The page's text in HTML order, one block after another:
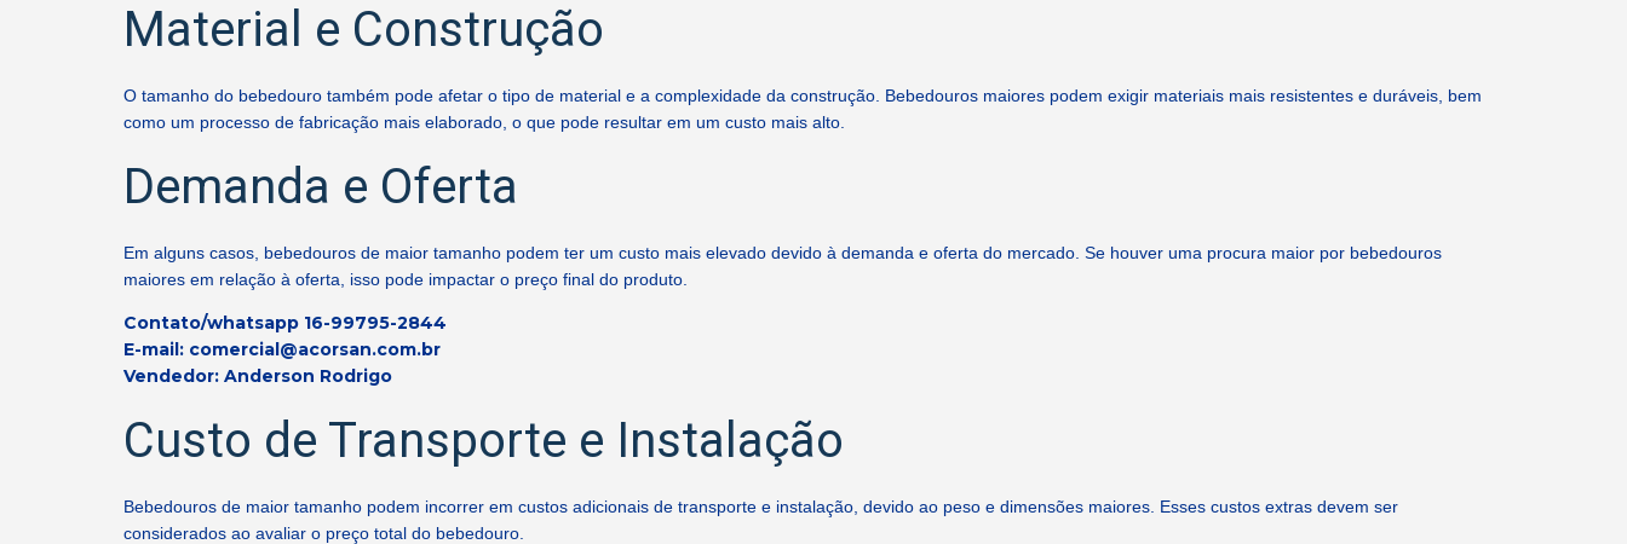
Material e Construção
O tamanho do bebedouro também pode afetar o tipo de material e a complexidade da construção. Bebedouros maiores podem exigir materiais mais resistentes e duráveis, bem
como um processo de fabricação mais elaborado, o que pode resultar em um custo mais alto.
Demanda e Oferta
Em alguns casos, bebedouros de maior tamanho podem ter um custo mais elevado devido à demanda e oferta do mercado. Se houver uma procura maior por bebedouros
maiores em relação à oferta, isso pode impactar o preço final do produto.
Contato/whatsapp 16-99795-2844
E-mail: comercial@acorsan.com.br
Vendedor: Anderson Rodrigo
Custo de Transporte e Instalação
Bebedouros de maior tamanho podem incorrer em custos adicionais de transporte e instalação, devido ao peso e dimensões maiores. Esses custos extras devem ser
considerados ao avaliar o preço total do bebedouro.